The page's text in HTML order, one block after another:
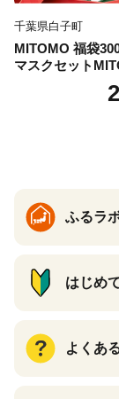
千葉県白子町
MITOMO 福袋
マスクセット
00枚フェイスマ
ふるさと納税 パ
ふるラ
はじめ
よくあ